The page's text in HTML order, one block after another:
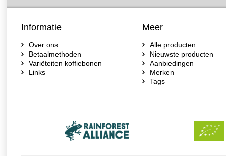
Informatie
Over ons
Betaalmethoden
Variëteiten koffiebonen
Links
Meer
Alle producten
Nieuwste producten
Aanbiedingen
Merken
Tags